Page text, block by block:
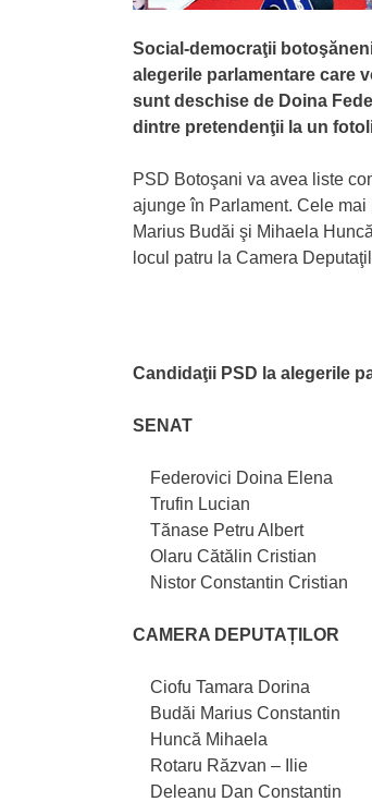
Social-democraţii
alegerile parlamentare care
sunt deschise de Doina
dintre pretendenţii la un
PSD Botoşani va avea liste
ajunge în Parlament. Cele
Marius Budăi şi Mihaela
locul patru la Camera
Candidaţii PSD la alegerile
SENAT
Federovici Doina Elena
Trufin Lucian
Tănase Petru Albert
Olaru Cătălin Cristian
Nistor Constantin Cristian
CAMERA DEPUTAȚILOR
Ciofu Tamara Dorina
Budăi Marius Constantin
Huncă Mihaela
Rotaru Răzvan – Ilie
Deleanu Dan Constantin